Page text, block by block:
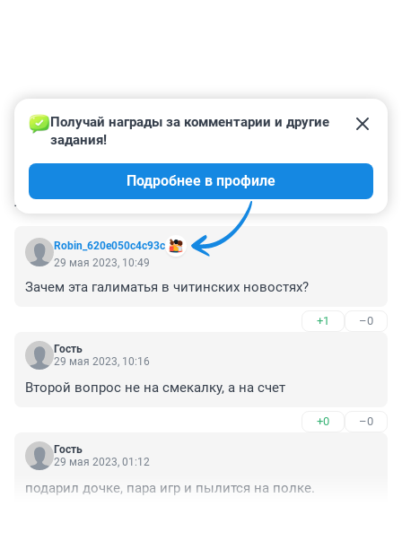
КОММЕНТАРИИ 6
Robin_620e050c4c93c
Получай награды за комментарии и другие
задания!
Подробнее в профиле
29 мая 2023, 10:49
Зачем эта галиматья в читинских новостях?
+1 –0
Гость
29 мая 2023, 10:16
Второй вопрос не на смекалку, а на счет
+0 –0
Гость
29 мая 2023, 01:12
подарил дочке, пара игр и пылится на полке.